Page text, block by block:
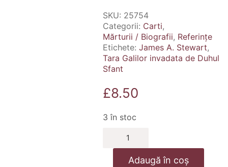
SKU: 25754
Categorii: Carti,
Mărturii / Biografii, Referințe
Etichete: James A. Stewart,
Tara Galilor invadata de Duhul
Sfant
£8.50
3 în stoc
Galilor
invadataAdaugă în coș